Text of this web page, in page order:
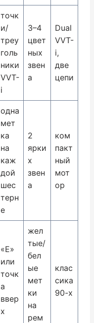
точк
и/
треу
голь
ники
VVT-
i
3–4
цвет
ных
звен
а
Dual
VVT-
i,
две
цепи
одна
мет
ка
на
каж
дой
шес
терн
е
2
ярки
х
звен
а
ком
пакт
ный
мот
ор
«E»
или
точк
а
ввер
х
жел
тые/
бел
ые
мет
ки
на
рем
клас
сика
90-х